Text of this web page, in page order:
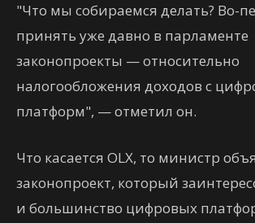
"Что мы собираемся делать? Во-
принять уже давно в парламенте
законопроекты — относительно
налогообложения доходов с
платформ", — отметил он.
Что касается OLX, то министр
законопроект, который
и большинство цифровых